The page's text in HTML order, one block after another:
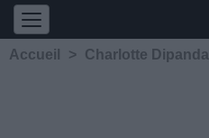
Accueil > Charlotte Dipanda